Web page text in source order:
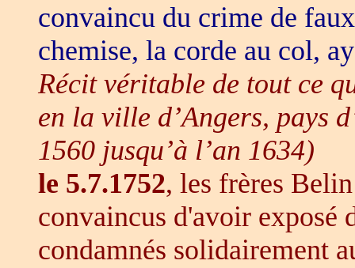
convaincu du crime de
chemise, la corde au col,
Récit véritable de tout ce
en la ville d’Angers, pays
1560 jusqu’à l’an 1634)
le 5.7.1752, les frères
convaincus d'avoir exposé
condamnés solidairement